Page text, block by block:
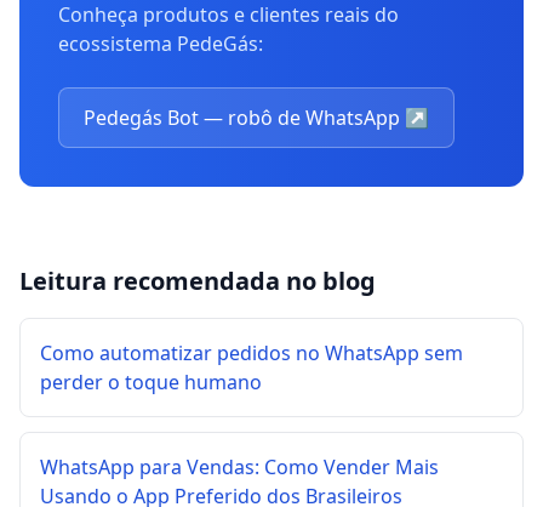
Conheça produtos e clientes reais do
ecossistema PedeGás:
Pedegás Bot — robô de WhatsApp ↗
Leitura recomendada no blog
Como automatizar pedidos no WhatsApp sem
perder o toque humano
WhatsApp para Vendas: Como Vender Mais
Usando o App Preferido dos Brasileiros